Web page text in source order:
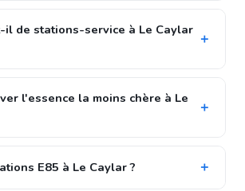
il de stations-service à Le Caylar
l'essence la moins chère à Le
E85 à Le Caylar ?